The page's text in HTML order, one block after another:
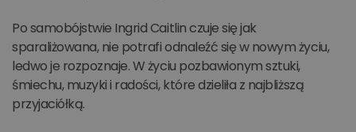
Po samobójstwie Ingrid Caitlin czuje się jak
sparaliżowana, nie potrafi odnaleźć się w nowym życiu,
ledwo je rozpoznaje. W życiu pozbawionym sztuki,
śmiechu, muzyki i radości, które dzieliła z najbliższą
przyjaciółką.